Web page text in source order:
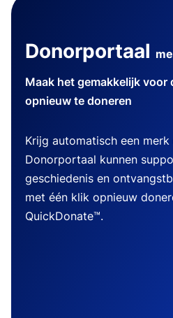
Donorportaal
Maak het gemakkelijk voor
opnieuw te doneren
Krijg automatisch een
Donorportaal kunnen
geschiedenis en
met één klik opnieuw
QuickDonate™.